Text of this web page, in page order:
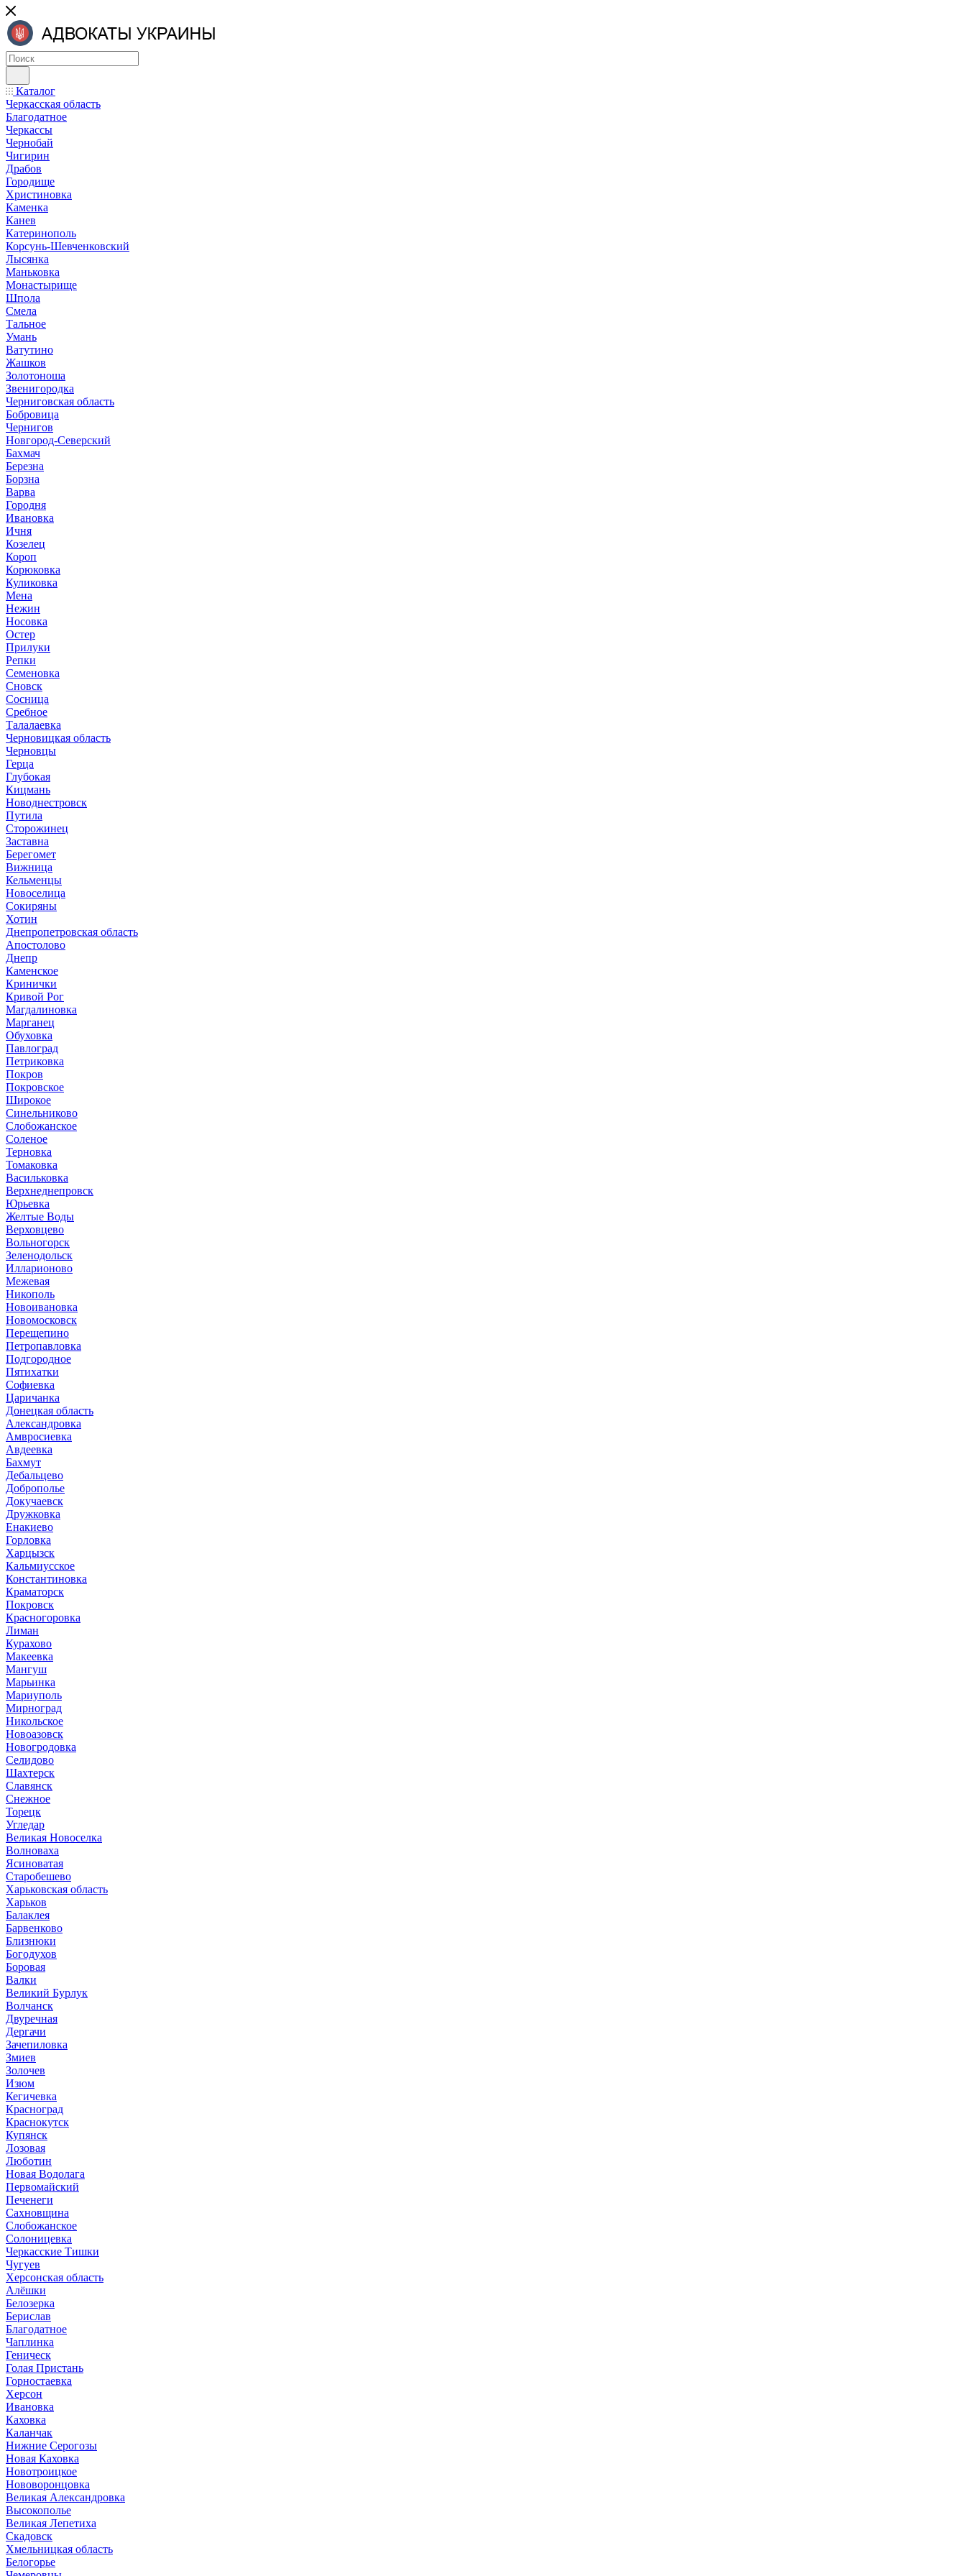
Каталог
Черкасская область
Благодатное
Черкассы
Чернобай
Чигирин
Драбов
Городище
Христиновка
Каменка
Канев
Катеринополь
Корсунь-Шевченковский
Лысянка
Маньковка
Монастырище
Шпола
Смела
Тальное
Умань
Ватутино
Жашков
Золотоноша
Звенигородка
Черниговская область
Бобровица
Чернигов
Новгород-Северский
Бахмач
Березна
Борзна
Варва
Городня
Ивановка
Ичня
Козелец
Короп
Корюковка
Куликовка
Мена
Нежин
Носовка
Остер
Прилуки
Репки
Семеновка
Сновск
Сосница
Сребное
Талалаевка
Черновицкая область
Черновцы
Герца
Глубокая
Кицмань
Новоднестровск
Путила
Сторожинец
Заставна
Берегомет
Вижница
Кельменцы
Новоселица
Сокиряны
Хотин
Днепропетровская область
Апостолово
Днепр
Каменское
Кринички
Кривой Рог
Магдалиновка
Марганец
Обуховка
Павлоград
Петриковка
Покров
Покровское
Широкое
Синельниково
Слобожанское
Соленое
Терновка
Томаковка
Васильковка
Верхнеднепровск
Юрьевка
Желтые Воды
Верховцево
Вольногорск
Зеленодольск
Илларионово
Межевая
Никополь
Новоивановка
Новомосковск
Перещепино
Петропавловка
Подгородное
Пятихатки
Софиевка
Царичанка
Донецкая область
Александровка
Амвросиевка
Авдеевка
Бахмут
Дебальцево
Доброполье
Докучаевск
Дружковка
Енакиево
Горловка
Харцызск
Кальмиусское
Константиновка
Краматорск
Покровск
Красногоровка
Лиман
Курахово
Макеевка
Мангуш
Марьинка
Мариуполь
Мирноград
Никольское
Новоазовск
Новогродовка
Селидово
Шахтерск
Славянск
Снежное
Торецк
Угледар
Великая Новоселка
Волноваха
Ясиноватая
Старобешево
Харьковская область
Харьков
Балаклея
Барвенково
Близнюки
Богодухов
Боровая
Валки
Великий Бурлук
Волчанск
Двуречная
Дергачи
Зачепиловка
Змиев
Золочев
Изюм
Кегичевка
Красноград
Краснокутск
Купянск
Лозовая
Люботин
Новая Водолага
Первомайский
Печенеги
Сахновщина
Слобожанское
Солоницевка
Черкасские Тишки
Чугуев
Херсонская область
Алёшки
Белозерка
Берислав
Благодатное
Чаплинка
Геническ
Голая Пристань
Горностаевка
Херсон
Ивановка
Каховка
Каланчак
Нижние Серогозы
Новая Каховка
Новотроицкое
Нововоронцовка
Великая Александровка
Высокополье
Великая Лепетиха
Скадовск
Хмельницкая область
Белогорье